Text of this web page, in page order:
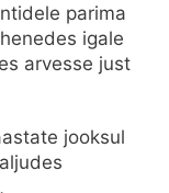
parima
igale
arvesse just
jooksul